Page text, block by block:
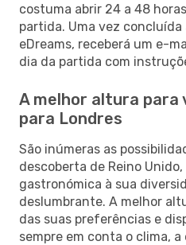
costuma abrir 24 a 48
partida. Uma vez concluída
eDreams, receberá um e-
dia da partida com
A melhor altura para
para Londres
São inúmeras as
descoberta de Reino
gastronómica à sua
deslumbrante. A melhor
das suas preferências e
sempre em conta o clima,